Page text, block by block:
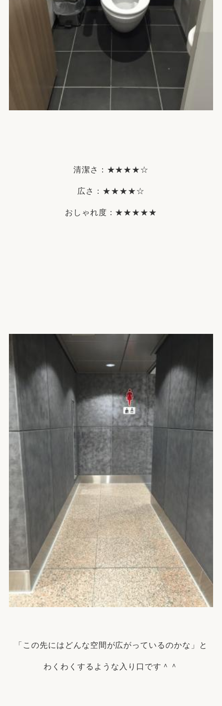
清潔さ：★★★★☆
広さ：★★★★☆
おしゃれ度：★★★★★
「この先にはどんな空間が広がっているのかな」と
わくわくするような入り口です＾＾